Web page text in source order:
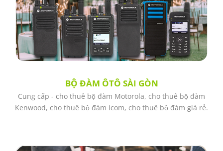
ÔTÔ SÀI GÒN
bộ đàm Motorola, cho thuê bộ đàm
đàm Icom, cho thuê bộ đàm giá rẻ.
Dịch vụ cho thuê bộ
vệ, nhà xưởng,